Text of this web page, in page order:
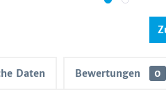
Daten Bewertungen 0